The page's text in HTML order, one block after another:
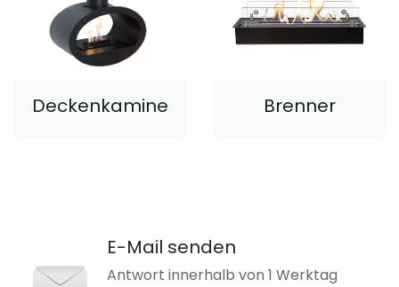
Deckenkamine Brenner
E-Mail senden
Antwort innerhalb von 1 Werktag